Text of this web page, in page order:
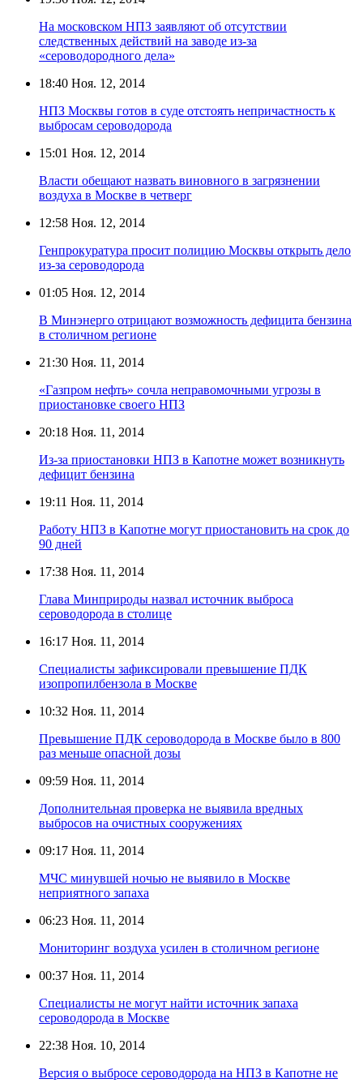
На московском НПЗ заявляют об отсутствии
следственных действий на заводе из-за
«сероводородного дела»
18:40 Ноя. 12, 2014
НПЗ Москвы готов в суде отстоять непричастность к
выбросам сероводорода
15:01 Ноя. 12, 2014
Власти обещают назвать виновного в загрязнении
воздуха в Москве в четверг
12:58 Ноя. 12, 2014
Генпрокуратура просит полицию Москвы открыть дело
из-за сероводорода
01:05 Ноя. 12, 2014
В Минэнерго отрицают возможность дефицита бензина
в столичном регионе
21:30 Ноя. 11, 2014
«Газпром нефть» сочла неправомочными угрозы в
приостановке своего НПЗ
20:18 Ноя. 11, 2014
Из-за приостановки НПЗ в Капотне может возникнуть
дефицит бензина
19:11 Ноя. 11, 2014
Работу НПЗ в Капотне могут приостановить на срок до
90 дней
17:38 Ноя. 11, 2014
Глава Минприроды назвал источник выброса
сероводорода в столице
16:17 Ноя. 11, 2014
Специалисты зафиксировали превышение ПДК
изопропилбензола в Москве
10:32 Ноя. 11, 2014
Превышение ПДК сероводорода в Москве было в 800
раз меньше опасной дозы
09:59 Ноя. 11, 2014
Дополнительная проверка не выявила вредных
выбросов на очистных сооружениях
09:17 Ноя. 11, 2014
МЧС минувшей ночью не выявило в Москве
неприятного запаха
06:23 Ноя. 11, 2014
Мониторинг воздуха усилен в столичном регионе
00:37 Ноя. 11, 2014
Специалисты не могут найти источник запаха
сероводорода в Москве
22:38 Ноя. 10, 2014
Версия о выбросе сероводорода на НПЗ в Капотне не